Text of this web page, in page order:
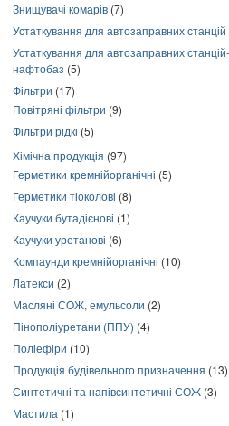
Знищувачі комарів (7)
Устаткування для автозаправних станцій
Устаткування для автозаправних станцій-
нафтобаз (5)
Фільтри (17)
Повітряні фільтри (9)
Фільтри рідкі (5)
Хімічна продукція (97)
Герметики кремнійорганічні (5)
Герметики тіоколові (8)
Каучуки бутадієнові (1)
Каучуки уретанові (6)
Компаунди кремнійорганічні (10)
Латекси (2)
Масляні СОЖ, емульсоли (2)
Пінополіуретани (ППУ) (4)
Поліефіри (10)
Продукція будівельного призначення (13)
Синтетичні та напівсинтетичні СОЖ (3)
Мастила (1)